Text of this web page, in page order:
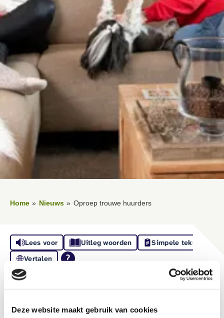
Deze website maakt gebruik van cookies
Home Nieuws Oproep trouwe huurders
Lees voor Uitleg woorden
Simpele tekst
Vertalen
Oproep trouwe
huurders